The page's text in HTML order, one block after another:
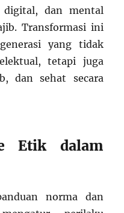
dan mental
Transformasi ini
yang tidak
tetapi juga
dan sehat secara
Etik dalam
norma dan